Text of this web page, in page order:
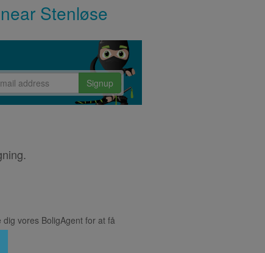
Stenløse
Signup
vores BoligAgent for at få